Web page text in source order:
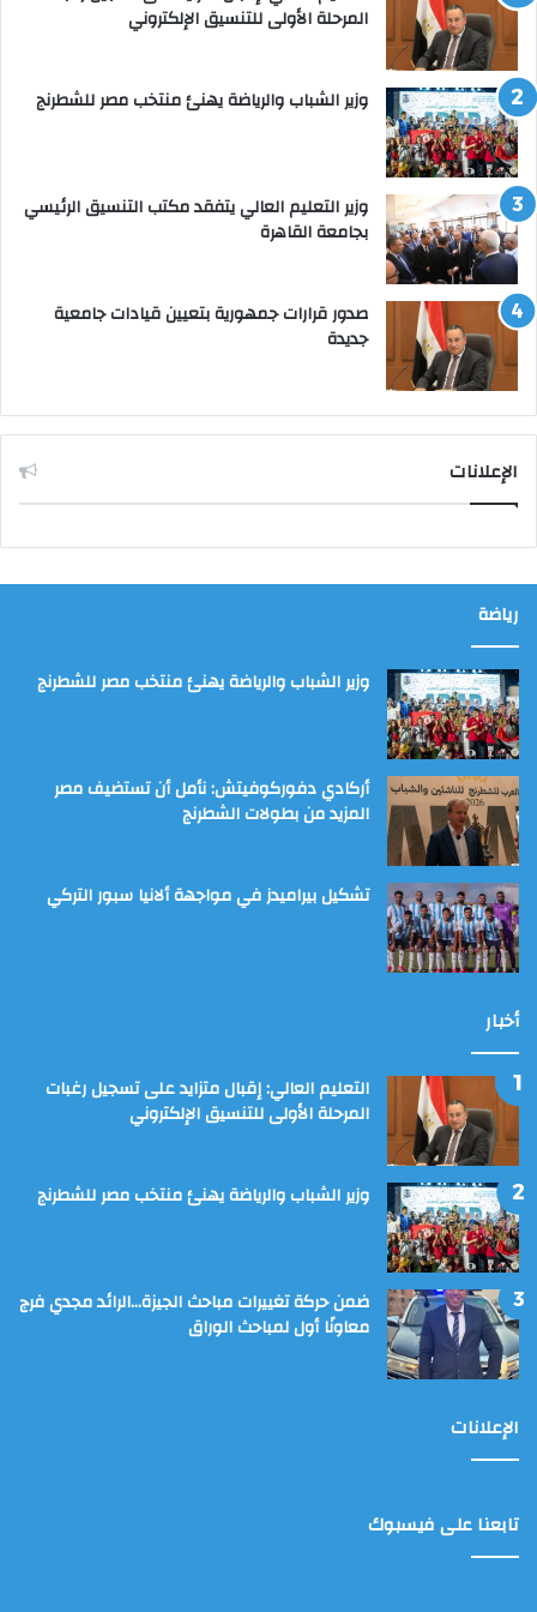
المرحلة الأولى للتنسيق الإلكتروني
وزير الشباب والرياضة يهنئ منتخب مصر للشطرنج
وزير التعليم العالي يتفقد مكتب التنسيق الرئيسي
بجامعة القاهرة
صدور قرارات جمهورية بتعيين قيادات جامعية
جديدة
الإعلانات
رياضة
وزير الشباب والرياضة يهنئ منتخب مصر للشطرنج
أركادي دفوركوفيتش: نأمل أن تستضيف مصر
المزيد من بطولات الشطرنج
تشكيل بيراميدز في مواجهة ألانيا سبور التركي
أخبار
التعليم العالي: إقبال متزايد على تسجيل رغبات
المرحلة الأولى للتنسيق الإلكتروني
وزير الشباب والرياضة يهنئ منتخب مصر للشطرنج
ضمن حركة تغييرات مباحث الجيزة…الرائد مجدي فرج
معاونًا أول لمباحث الوراق
الإعلانات
تابعنا على فيسبوك